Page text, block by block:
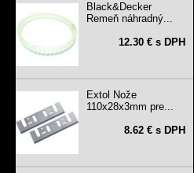
Black&Decker
Remeň náhradný...
12.30 € s DPH
Extol Nože
110x28x3mm pre...
8.62 € s DPH